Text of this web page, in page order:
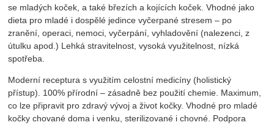
se mladých koček, a také březích a kojících koček. Vhodné jako
dieta pro mladé i dospělé jedince vyčerpané stresem – po
zranění, operaci, nemoci, vyčerpání, vyhladovění (nalezenci, z
útulku apod.) Lehká stravitelnost, vysoká využitelnost, nízká
spotřeba.
Moderní receptura s využitím celostní medicíny (holistický
přístup). 100% přírodní – zásadně bez použití chemie. Maximum,
co lze připravit pro zdravý vývoj a život kočky. Vhodné pro mladé
kočky chované doma i venku, sterilizované i chovné. Podpora